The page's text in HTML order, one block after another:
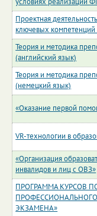
условиях реализации
Проектная
ключевых
Теория и методика
(английский язык)
Теория и методика
(немецкий язык)
«Оказание первой
VR-технологии в
«Организация
инвалидов и лиц с ОВЗ»
ПРОГРАММА КУРСОВ
ЭКЗАМЕНА»